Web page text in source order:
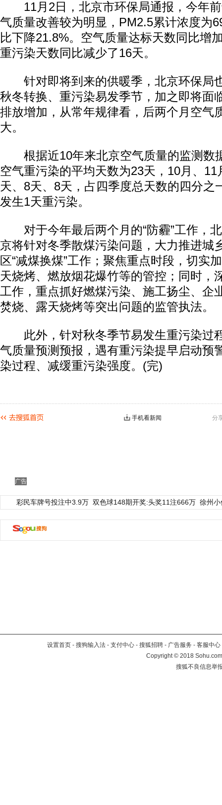
11月2日，北京市环保局通报，今年前
气质量改善较为明显，PM2.5累计浓度为
比下降21.8%。空气质量达标天数同比增
重污染天数同比减少了16天。
针对即将到来的供暖季，北京环保局
秋冬转换、重污染易发季节，加之即将面
排放增加，从常年规律看，后两个月空气
大。
根据近10年来北京空气质量的监测数
空气重污染的平均天数为23天，10月、11
天、8天、8天，占四季度总天数的四分之
发生1天重污染。
对于今年最后两个月的“防霾”工作，
京将针对冬季散煤污染问题，大力推进城
区“减煤换煤”工作；聚焦重点时段，切实
天烧烤、燃放烟花爆竹等的管控；同时，
工作，重点抓好燃煤污染、施工扬尘、企
焚烧、露天烧烤等突出问题的监管执法。
此外，针对秋冬季节易发生重污染过
气质量预测预报，遇有重污染提早启动预
染过程、减缓重污染强度。(完)
分
手机看新闻
广告
彩民车牌号投注中3.9万 双色球148期开奖:头奖11注666万 徐州
动物系恋人啊 | 钟欣潼体验爱情哲学 南
设置首页 - 搜狗输入法 - 支付中心 - 搜狐招聘 - 广告服务 - 客服中心
Copyright©2018
搜狐不良信息举